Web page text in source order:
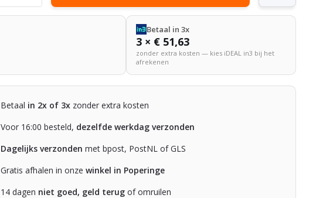
Betaal in 3x
3 × € 51,63
zonder extra kosten — kies iDEAL in3 bij het
afrekenen
Betaal in 2x of 3x zonder extra kosten
Voor 16:00 besteld, dezelfde werkdag verzonden
Dagelijks verzonden met bpost, PostNL of GLS
Gratis afhalen in onzewinkel in Poperinge
14 dagen niet goed, geld terug of omruilen